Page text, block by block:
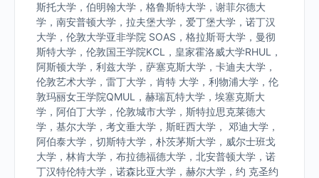
斯托大学，伯明翰大学，格鲁斯特大学，谢菲尔德大
学，南安普顿大学，拉夫堡大学，爱丁堡大学，诺丁汉
大学，伦敦大学亚非学院 SOAS，格拉斯哥大学，曼彻
斯特大学，伦敦国王学院KCL，皇家霍洛威大学RHUL，
阿斯顿大学，利兹大学，萨塞克斯大学，卡迪夫大学，
伦敦艺术大学，雷丁大学，肯特 大学，利物浦大学，伦
敦玛丽女王学院QMUL，赫瑞瓦特大学，埃塞克斯大
学，阿伯丁大学，伦敦城市大学，斯特拉思克莱德大
学，基尔大学，考文垂大学，斯旺西大学， 邓迪大学，
阿伯泰大学，切斯特大学，朴茨茅斯大学，威尔士班戈
大学，林肯大学，布拉德福德大学，北安普顿大学，诺
丁汉特伦特大学，诺森比亚大学，赫尔大学，约 克圣约